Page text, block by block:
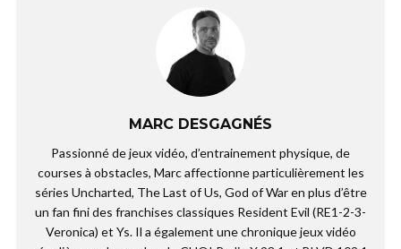
MARC DESGAGNÉS
Passionné de jeux vidéo, d’entrainement physique, de
courses à obstacles, Marc affectionne particulièrement les
séries Uncharted, The Last of Us, God of War en plus d’être
un fan fini des franchises classiques Resident Evil (RE1-2-3-
Veronica) et Ys. Il a également une chronique jeux vidéo